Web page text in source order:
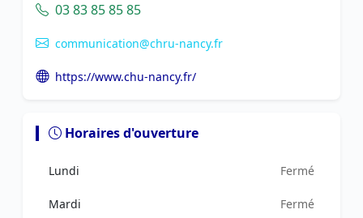
03 83 85 85 85
communication@chru-nancy.fr
https://www.chu-nancy.fr/
Horaires d'ouverture
Lundi Fermé
Mardi Fermé